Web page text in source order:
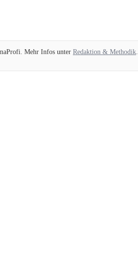
Mehr Infos unter Redaktion & Methodik.